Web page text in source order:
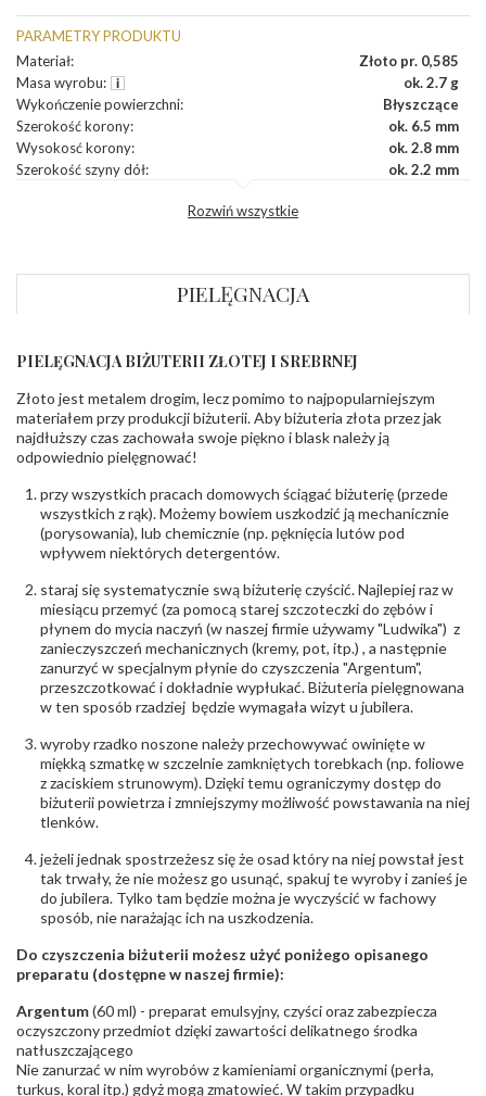
PARAMETRY PRODUKTU
Materiał:
Złoto pr. 0,585
Masa wyrobu:
ok. 2.7 g
Wykończenie powierzchni:
Błyszczące
Szerokość korony:
ok. 6.5 mm
Wysokosć korony:
ok. 2.8 mm
Szerokość szyny dół:
ok. 2.2 mm
0.004 ct - 2 szt.
Masa diamentów (łącznie):
Barwa:
Czystość:
POZOSTAŁE KAMIENIE
Rodzaje kamieni:
Liczba kamieni:
Morganit - 1 szt.
Szlif kamieni:
Fasetowy owalny
Masa kamieni (łącznie): ok. 0.4 ct.
Rozwiń wszystkie
PIELĘGNACJA
PIELĘGNACJA BIŻUTERII ZŁOTEJ I SREBRNEJ
Złoto jest metalem drogim, lecz pomimo to najpopularniejszym
materiałem przy produkcji biżuterii. Aby biżuteria złota przez jak
najdłuższy czas zachowała swoje piękno i blask należy ją
odpowiednio pielęgnować!
przy wszystkich pracach domowych ściągać biżuterię (przede
wszystkich z rąk). Możemy bowiem uszkodzić ją mechanicznie
(porysowania), lub chemicznie (np. pęknięcia lutów pod
wpływem niektórych detergentów.
staraj się systematycznie swą biżuterię czyścić. Najlepiej raz w
miesiącu przemyć (za pomocą starej szczoteczki do zębów i
płynem do mycia naczyń (w naszej firmie używamy "Ludwika") z
zanieczyszczeń mechanicznych (kremy, pot, itp.) , a następnie
zanurzyć w specjalnym płynie do czyszczenia "Argentum",
przeszczotkować i dokładnie wypłukać. Biżuteria pielęgnowana
w ten sposób rzadziej będzie wymagała wizyt u jubilera.
wyroby rzadko noszone należy przechowywać owinięte w
miękką szmatkę w szczelnie zamkniętych torebkach (np. foliowe
z zaciskiem strunowym). Dzięki temu ograniczymy dostęp do
biżuterii powietrza i zmniejszymy możliwość powstawania na niej
tlenków.
jeżeli jednak spostrzeżesz się że osad który na niej powstał jest
tak trwały, że nie możesz go usunąć, spakuj te wyroby i zanieś je
do jubilera. Tylko tam będzie można je wyczyścić w fachowy
sposób, nie narażając ich na uszkodzenia.
Do czyszczenia biżuterii możesz użyć poniżego opisanego
preparatu (dostępne w naszej firmie):
Argentum(60 ml) - preparat emulsyjny, czyści oraz zabezpiecza
oczyszczony przedmiot dzięki zawartości delikatnego środka
natłuszczającego
Nie zanurzać w nim wyrobów z kamieniami organicznymi (perła,
turkus, koral itp.) gdyż mogą zmatowieć. W takim przypadku